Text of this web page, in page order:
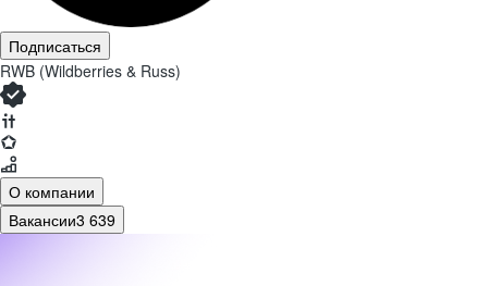
Подписаться
RWB (Wildberries & Russ)
О компании
Вакансии3 639